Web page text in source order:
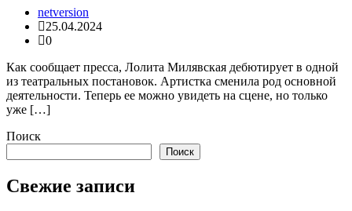
netversion
25.04.2024
0
Как сообщает пресса, Лолита Милявская дебютирует в одной
из театральных постановок. Артистка сменила род основной
деятельности. Теперь ее можно увидеть на сцене, но только
уже […]
Поиск
Поиск
Свежие записи